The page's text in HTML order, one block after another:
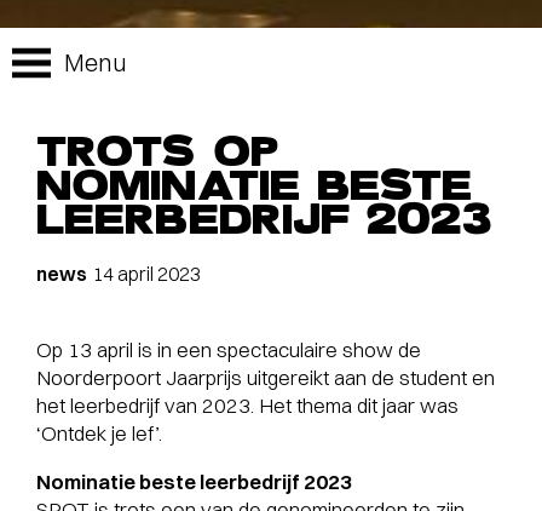
Menu
TROTS OP
NOMINATIE BESTE
LEERBEDRIJF 2023
news 14 april 2023
Op 13 april is in een spectaculaire show de
Noorderpoort Jaarprijs uitgereikt aan de student en
het leerbedrijf van 2023. Het thema dit jaar was
‘Ontdek je lef’.
Nominatie beste leerbedrijf 2023